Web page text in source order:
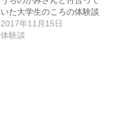
いた大学生のころの体験談
2017年11月15日
体験談